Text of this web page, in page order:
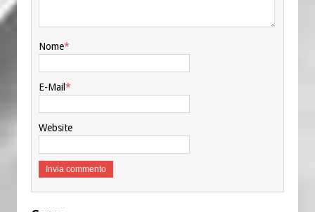
Nome*
E-Mail*
Website